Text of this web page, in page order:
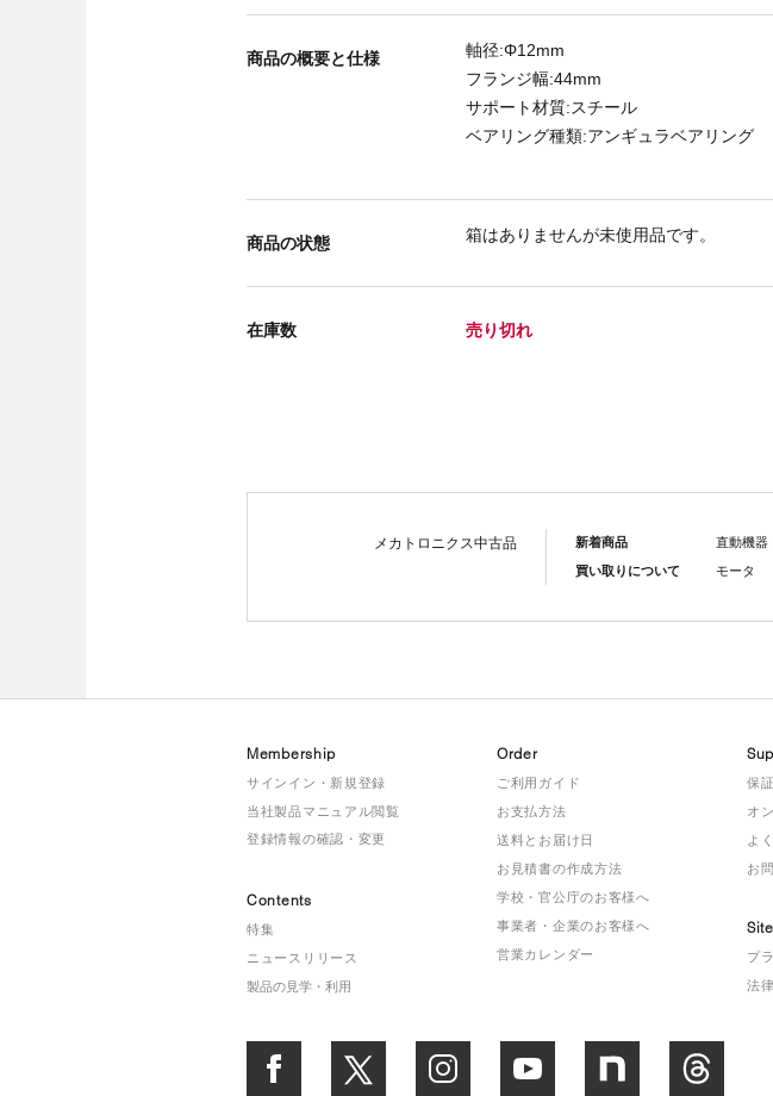
商品の概要と仕様
軸径:Φ12mm
フランジ幅:44mm
サポート材質:スチール
ベアリング種類:アンギュラベアリング
商品の状態 箱はありませんが未使用品です。
在庫数 売り切れ
メカトロニクス中古品
新着商品
買い取りについて
直動機器
モータ
Membership
サインイン・新規登録
当社製品マニュアル閲覧
登録情報の確認・変更
Contents
特集
ニュースリリース
製品の見学・利用
Order
ご利用ガイド
お支払方法
送料とお届け日
お見積書の作成方法
学校・官公庁のお客様へ
事業者・企業のお客様へ
営業カレンダー
保
オ
よ
お
プ
法